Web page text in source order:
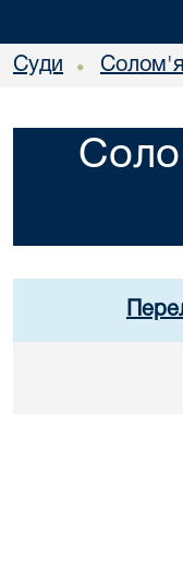
Суди •